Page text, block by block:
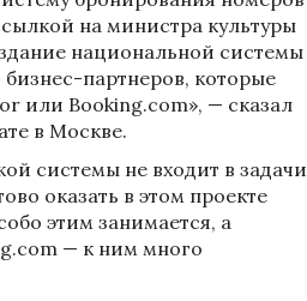
на министра культуры
национальной системы
партнеров, которые
или Booking.com», — сказал
в Москве.
системы не входит в задачи
оказать в этом проекте
этим занимается, а
— к ним много